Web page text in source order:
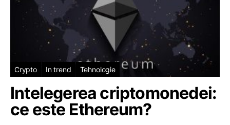
Crypto In trend Tehnologie
Intelegerea criptomonedei:
ce este Ethereum?